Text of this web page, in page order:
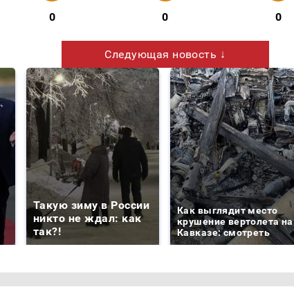
0 0 0
Следующая новость ↓
Такую зиму в России
никто не ждал: как
так?!
Как выглядит место
крушение вертолета на
Кавказе: смотреть